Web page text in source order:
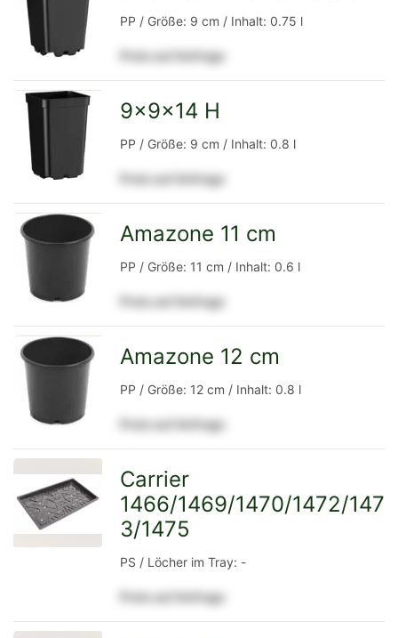
Detailseite
PP / Größe: 9 cm / Inhalt: 0.75 l
Preis auf Anfrage
Detailseite
9x9x14 H
PP / Größe: 9 cm / Inhalt: 0.8 l
Preis auf Anfrage
Detailseite
Amazone 11 cm
PP / Größe: 11 cm / Inhalt: 0.6 l
Preis auf Anfrage
Detailseite
Amazone 12 cm
PP / Größe: 12 cm / Inhalt: 0.8 l
Preis auf Anfrage
Detailseite
Carrier
1466/1469/1470/1472/147
3/1475
PS / Löcher im Tray: -
Preis auf Anfrage